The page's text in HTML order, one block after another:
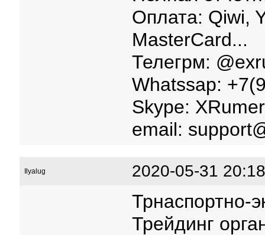
Оплата: Qiwi,
MasterCard...
Телегрм:
Whatssap:
Skype:
email:
Ilyalug 2020-05-31
Трнаспортно-
Трейдинг